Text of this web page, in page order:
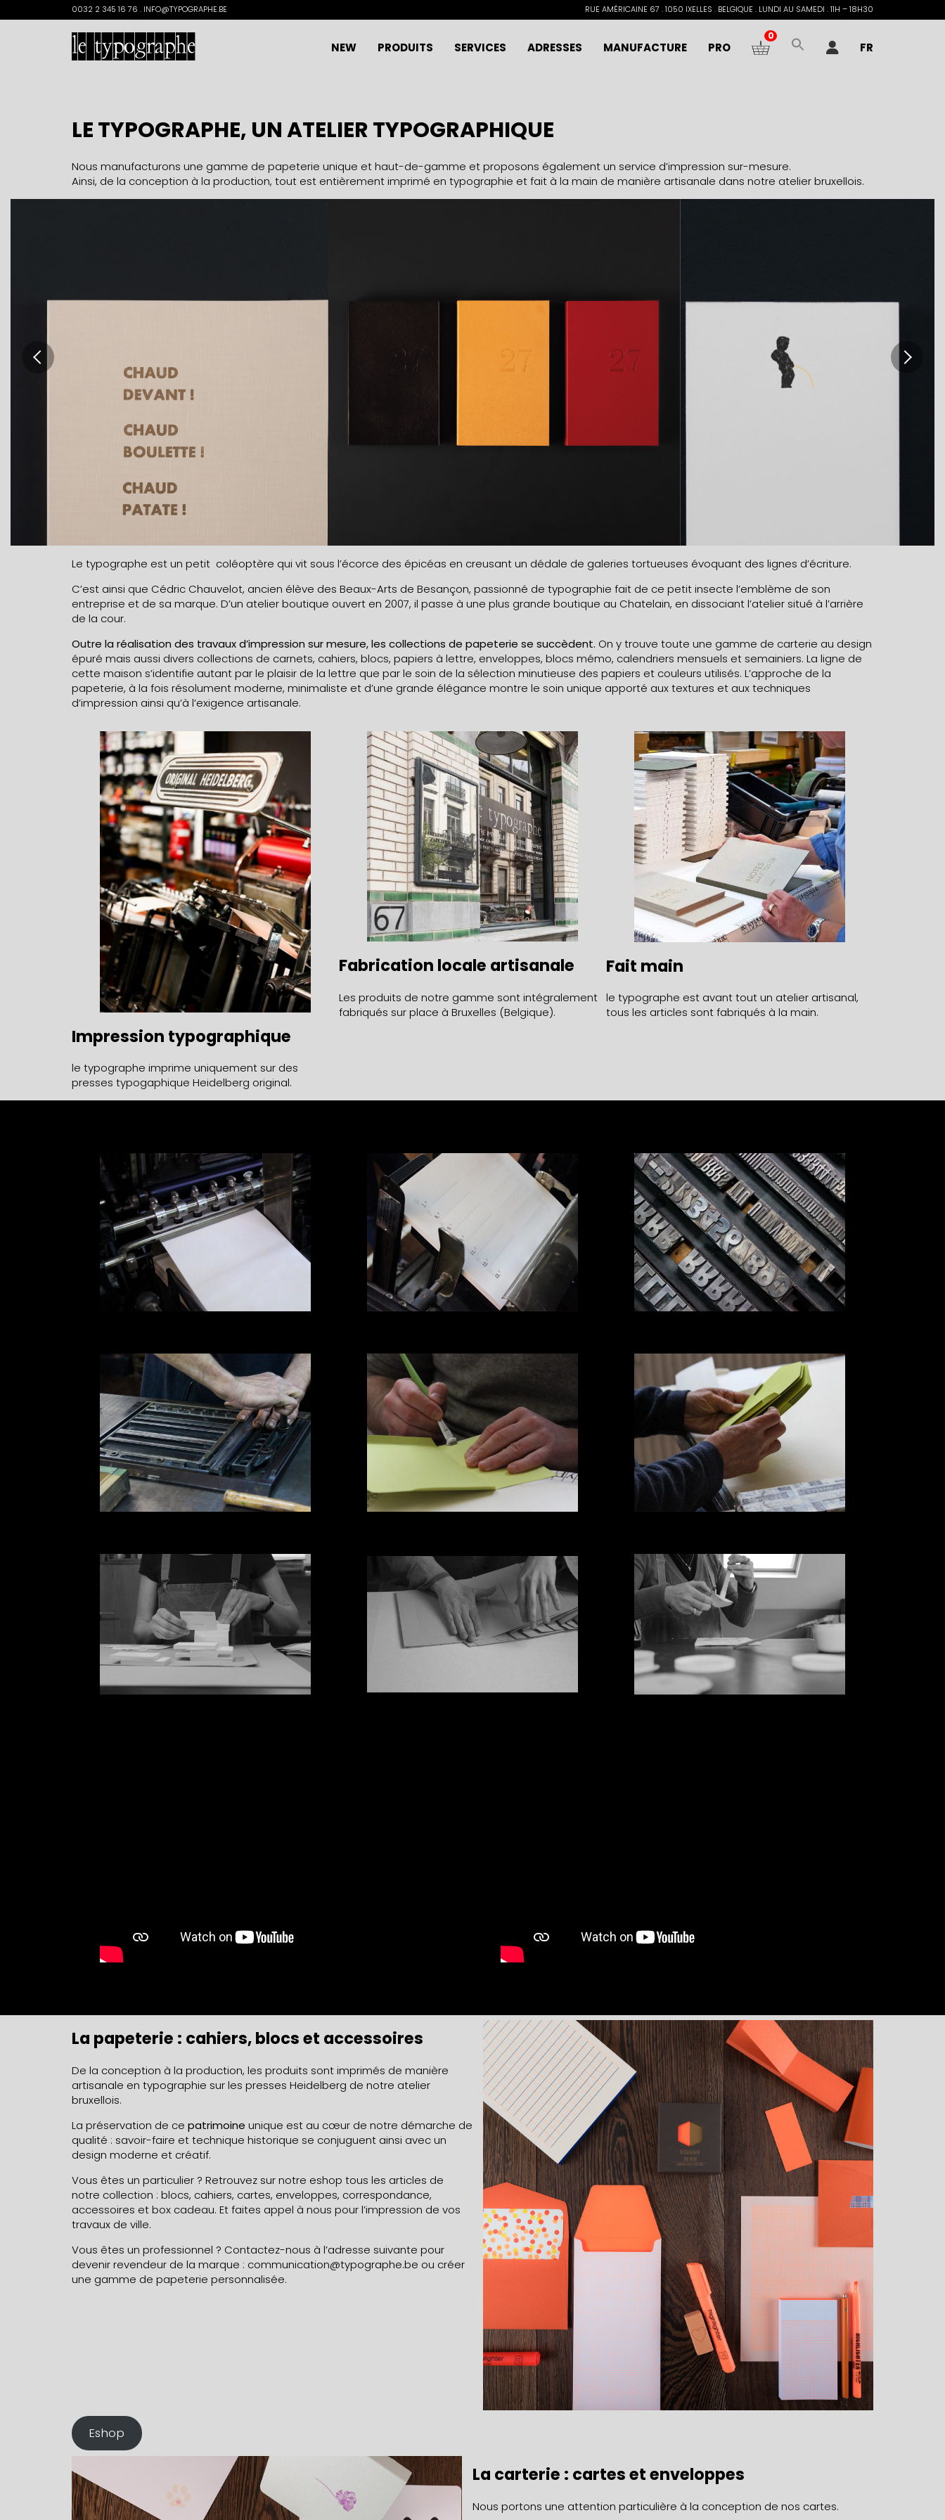
0032 2 345 16 76 . INFO@TYPOGRAPHE.BE RUE AMÉRICAINE 67 . 1050 IXELLES . BELGIQUE . LUNDI AU SAMEDI . 11H – 18H30
NEW PRODUITS SERVICES ADRESSES MANUFACTURE PRO FR
0
LE TYPOGRAPHE, UN ATELIER TYPOGRAPHIQUE
Nous manufacturons une gamme de papeterie unique et haut-de-gamme et proposons également un service d’impression sur-mesure.
Ainsi, de la conception à la production, tout est entièrement imprimé en typographie et fait à la main de manière artisanale dans notre atelier bruxellois.
Le typographe est un petit coléoptère qui vit sous l’écorce des épicéas en creusant un dédale de galeries tortueuses évoquant des lignes d’écriture.
C’est ainsi que Cédric Chauvelot, ancien élève des Beaux-Arts de Besançon, passionné de typographie fait de ce petit insecte l’emblème de son
entreprise et de sa marque. D’un atelier boutique ouvert en 2007, il passe à une plus grande boutique au Chatelain, en dissociant l’atelier situé à l’arrière
de la cour.
Outre la réalisation des travaux d’impression sur mesure, les collections de papeterie se succèdent. On y trouve toute une gamme de carterie au design
épuré mais aussi divers collections de carnets, cahiers, blocs, papiers à lettre, enveloppes, blocs mémo, calendriers mensuels et semainiers. La ligne de
cette maison s’identifie autant par le plaisir de la lettre que par le soin de la sélection minutieuse des papiers et couleurs utilisés. L’approche de la
papeterie, à la fois résolument moderne, minimaliste et d’une grande élégance montre le soin unique apporté aux textures et aux techniques
d’impression ainsi qu’à l’exigence artisanale.
Impression typographique
le typographe imprime uniquement sur des
presses typogaphique Heidelberg original.
Fabrication locale artisanale
Les produits de notre gamme sont intégralement
fabriqués sur place à Bruxelles (Belgique).
Fait main
le typographe est avant tout un atelier artisanal,
tous les articles sont fabriqués à la main.
La papeterie : cahiers, blocs et accessoires
De la conception à la production, les produits sont imprimés de manière
artisanale en typographie sur les presses Heidelberg de notre atelier
bruxellois.
La préservation de ce patrimoine unique est au cœur de notre démarche de
qualité : savoir-faire et technique historique se conjuguent ainsi avec un
design moderne et créatif.
Vous êtes un particulier ? Retrouvez sur notre eshop tous les articles de
notre collection : blocs, cahiers, cartes, enveloppes, correspondance,
accessoires et box cadeau. Et faites appel à nous pour l’impression de vos
travaux de ville.
Vous êtes un professionnel ? Contactez-nous à l’adresse suivante pour
devenir revendeur de la marque : communication@typographe.be ou créer
une gamme de papeterie personnalisée.
Eshop
La carterie : cartes et enveloppes
Nous portons une attention particulière à la conception de nos cartes.